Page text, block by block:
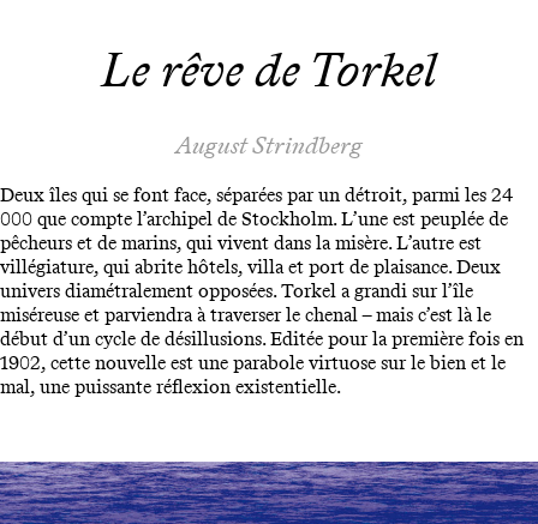
Le rêve de Torkel
August Strindberg
Deux îles qui se font face, séparées par un détroit, parmi les 24
000 que compte l’archipel de Stockholm. L’une est peuplée de
pêcheurs et de marins, qui vivent dans la misère. L’autre est
villégiature, qui abrite hôtels, villa et port de plaisance. Deux
univers diamétralement opposées. Torkel a grandi sur l’île
miséreuse et parviendra à traverser le chenal – mais c’est là le
début d’un cycle de désillusions. Editée pour la première fois en
1902, cette nouvelle est une parabole virtuose sur le bien et le
mal, une puissante réflexion existentielle.